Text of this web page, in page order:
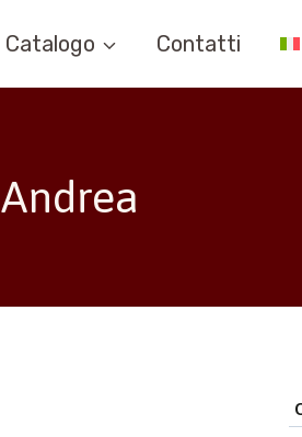
Catalogo Contatti